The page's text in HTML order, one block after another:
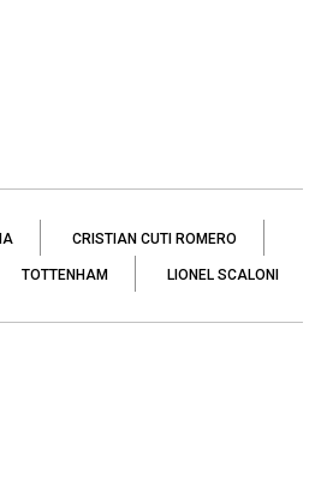
CRISTIAN CUTI ROMERO
TOTTENHAM LIONEL SCALONI